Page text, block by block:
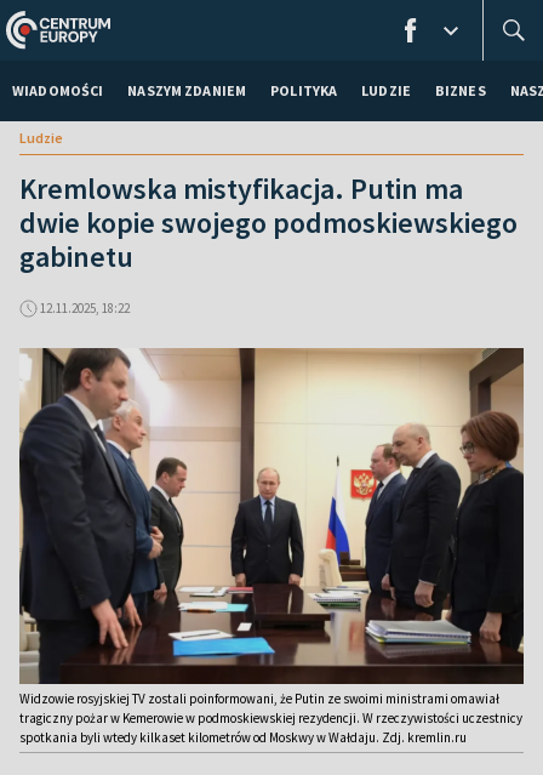
WIADOMOŚCI NASZYM ZDANIEM POLITYKA LUDZIE BIZNES
Ludzie
Kremlowska mistyfikacja. Putin ma
dwie kopie swojego podmoskiewskiego
gabinetu
12.11.2025, 18:22
Widzowie rosyjskiej TV zostali poinformowani, że Putin ze swoimi ministrami omawiał
tragiczny pożar w Kemerowie w podmoskiewskiej rezydencji. W rzeczywistości uczestnicy
spotkania byli wtedy kilkaset kilometrów od Moskwy w Wałdaju. Zdj. kremlin.ru